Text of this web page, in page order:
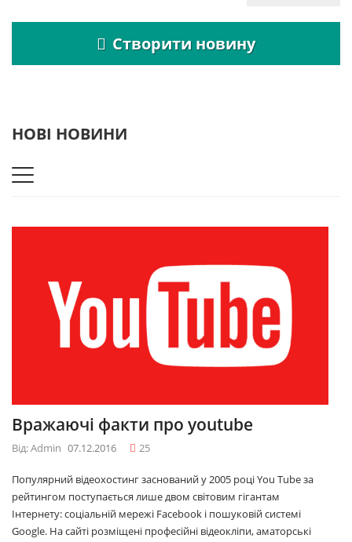
Створити новину
НОВІ НОВИНИ
Вражаючі факти про youtube
Від: Admin 07.12.2016 25
Популярний відеохостинг заснований у 2005 році You Tube за
рейтингом поступається лише двом світовим гігантам
Інтернету: соціальній мережі Facebook і пошуковій системі
Google. На сайті розміщені професійні відеокліпи, аматорські